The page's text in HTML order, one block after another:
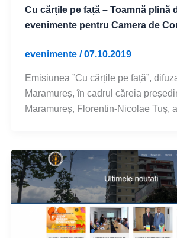
Cu cărțile pe față – Toamnă plină
evenimente pentru Camera de
evenimente /07.10.2019
Emisiunea ”Cu cărțile pe față”,
Maramureș, în cadrul căreia
Maramureș, Florentin-Nicolae Tuș,